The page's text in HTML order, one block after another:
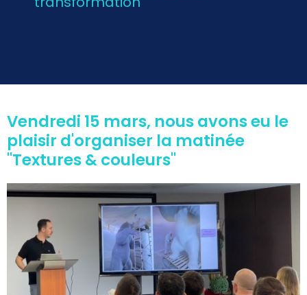
Vendredi 15 mars, nous avons eu le
plaisir d'organiser la matinée
"Textures & couleurs"